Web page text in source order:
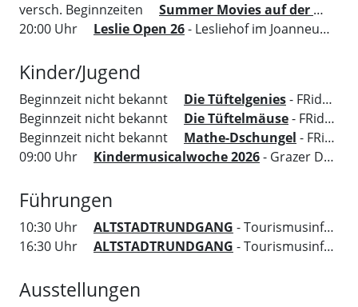
versch. Beginnzeiten
Summer Movies auf der Murinsel Graz
20:00 Uhr
Leslie Open 26- Lesliehof im Joanneumsviertel
Kinder/Jugend
Beginnzeit nicht bekannt Die Tüftelgenies- FRida&freD - Das Grazer Kindermuseum
Beginnzeit nicht bekannt
Die Tüftelmäuse- FRida&freD - Das Grazer Kindermuseum
Beginnzeit nicht bekannt
Mathe-Dschungel - FRida&freD - Das Grazer Kindermuseum
09:00 Uhr
Kindermusicalwoche 2026- Grazer Dom
Führungen
10:30 Uhr ALTSTADTRUNDGANG - Tourismusinformation Region Graz
16:30 Uhr
ALTSTADTRUNDGANG - Tourismusinformation Region Graz
Ausstellungen